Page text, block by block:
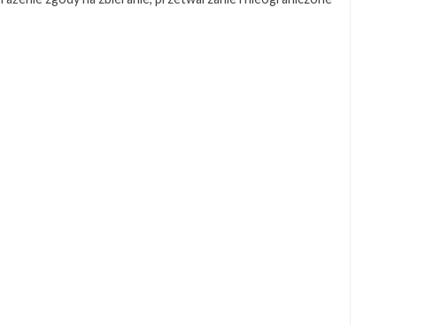
Kosmogadka